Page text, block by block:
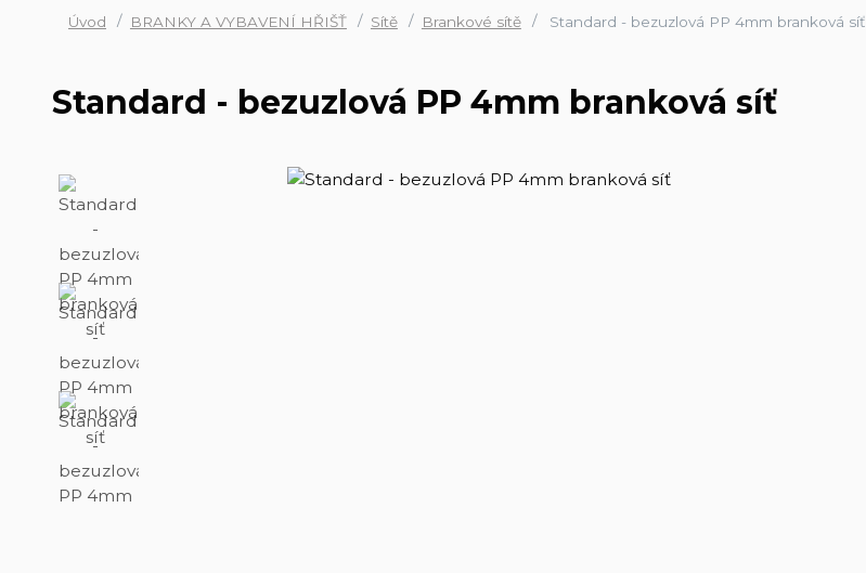
Úvod BRANKY A VYBAVENÍ HŘIŠŤ Sítě Brankové sítě Standard - bezuzlová PP 4mm branková síť
Standard - bezuzlová PP 4mm branková síť